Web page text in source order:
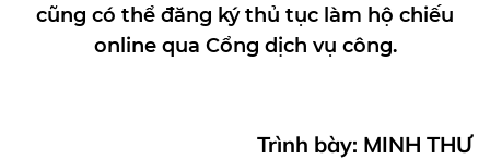
cũng có thể đăng ký thủ tục làm hộ chiếu
online qua Cổng dịch vụ công.
Trình bày: MINH THƯ